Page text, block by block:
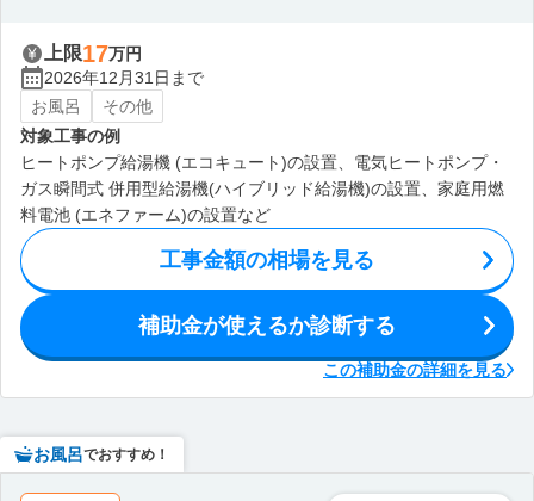
上限17万円
2026年12月31日まで
お風呂
その他
対象工事の例
ヒートポンプ給湯機 (エコキュート)の設置、電気ヒートポンプ・
ガス瞬間式 併用型給湯機(ハイブリッド給湯機)の設置、家庭用燃
料電池 (エネファーム)の設置など
工事金額の相場を見る
補助金が使えるか診断する
この補助金の詳細を見る
お風呂でおすすめ！